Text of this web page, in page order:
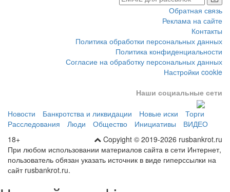
Обратная связь
Реклама на сайте
Контакты
Политика обработки персональных данных
Политика конфиденциальности
Согласие на обработку персональных данных
Настройки cookie
Наши социальные сети
Новости Банкротства и ликвидации Новые иски
Торги
Расследования
Люди Общество Инициативы
ВИДЕО
Copyight © 2019-2026 rusbankrot.ru
18+
При любом использовании материалов сайта в сети Интернет,
пользователь обязан указать источник в виде гиперссылки на
сайт rusbankrot.ru.